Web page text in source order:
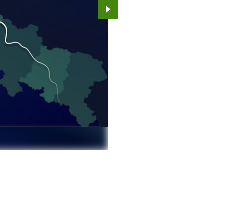
Przejdź do kolejnego zdjęcia.